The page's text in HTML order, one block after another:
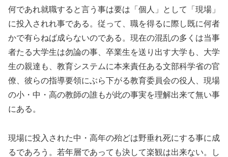
何であれ就職すると言う事は要は「個人」として「現場」
に投入されれ事である。従って、職を得るに際し既に何者
かで有らねば成らないのである。現在の混乱の多くは当事
者たる大学生は勿論の事、卒業生を送り出す大学も、大学
生の親達も、教育システムに本来責任ある文部科学省の官
僚、彼らの指導要領にぶら下がる教育委員会の役人、現場
の小・中・高の教師の誰もが此の事実を理解出来て無い事
にある。
現場に投入された中・高年の殆どは野垂れ死にする事に成
るであろう。若年層であっても決して楽観は出来ない。し